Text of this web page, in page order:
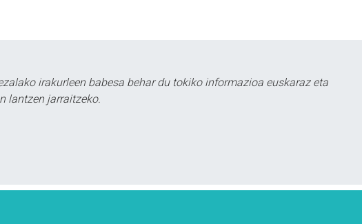
irakurleen babesa behar du tokiko informazioa euskaraz eta
lantzen jarraitzeko.